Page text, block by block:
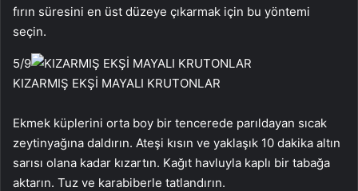
fırın süresini en üst düzeye çıkarmak için bu yöntemi
seçin.
5/9
KIZARMIŞ EKŞİ MAYALI KRUTONLAR
Ekmek küplerini orta boy bir tencerede parıldayan sıcak
zeytinyağına daldırın. Ateşi kısın ve yaklaşık 10 dakika altın
sarısı olana kadar kızartın. Kağıt havluyla kaplı bir tabağa
aktarın. Tuz ve karabiberle tatlandırın.